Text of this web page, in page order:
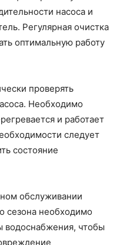
насоса и
Регулярная очистка
оптимальную работу
проверять
Необходимо
и работает
следует
состояние
обслуживании
сезона необходимо
водоснабжения, чтобы